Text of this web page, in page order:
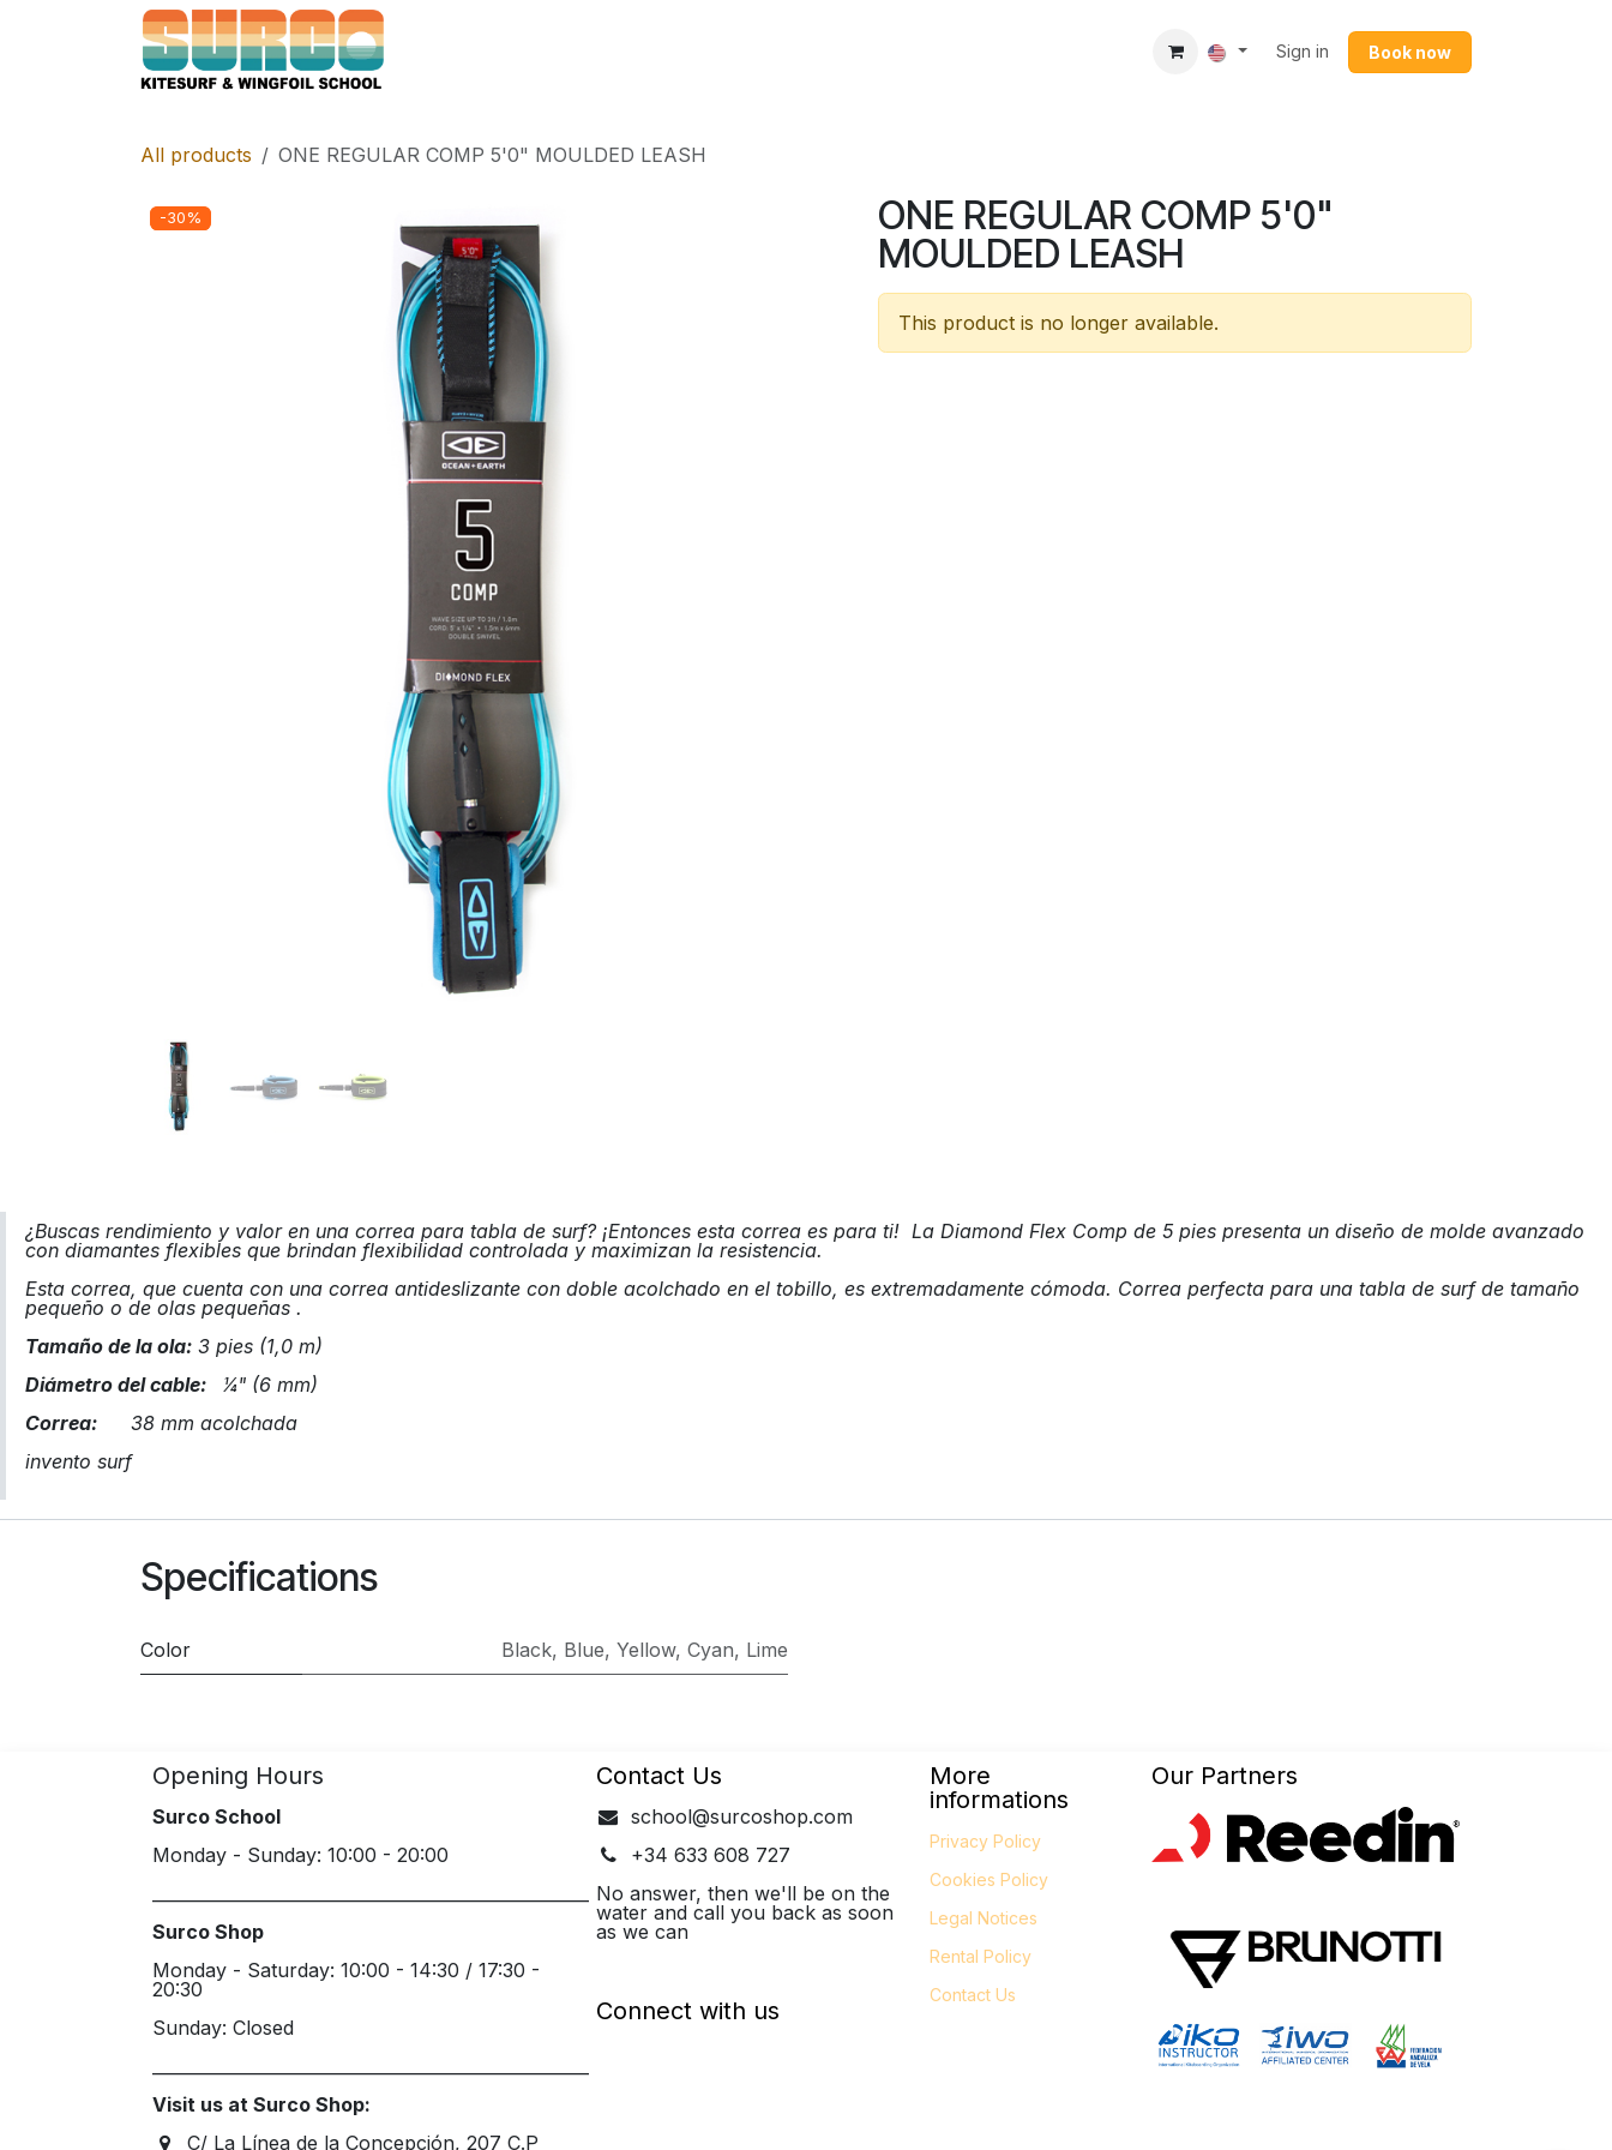
Sign in Book now​
All products ONE REGULAR COMP 5'0" MOULDED LEASH
-30%
-30%
ONE REGULAR COMP 5'0"
MOULDED LEASH
This product is no longer available.
¿Buscas rendimiento y valor en una correa para tabla de surf? ¡Entonces esta correa es para ti! La Diamond Flex Comp de 5 pies presenta un diseño de molde avanzado
con diamantes flexibles que brindan flexibilidad controlada y maximizan la resistencia.
Esta correa, que cuenta con una correa antideslizante con doble acolchado en el tobillo, es extremadamente cómoda. Correa perfecta para una tabla de surf de tamaño
pequeño o de olas pequeñas .
Tamaño de la ola: 3 pies (1,0 m)
Diámetro del cable:
1⁄4" (6 mm)
Correa:
38 mm acolchada
invento surf
Specifications
Color Black, Blue, Yellow, Cyan, Lime
Opening Hours
Surco School
Monday - Sunday: 10:00 - 20:00
Surco Shop
Monday - Saturday: 10:00 - 14:30 / 17:30 -
20:30
Sunday: Closed
Visit us at Surco Shop:
C/ La Línea de la Concepción, 207 C.P
More
informations
Privacy Policy
Cookies Policy
Legal Notices
Rental Policy
Contact Us
Contact Us
school@surcoshop.com
+34 633 608 727
No answer, then we'll be on the
water and call you back as soon
as we can
Connect with us
Our Partners